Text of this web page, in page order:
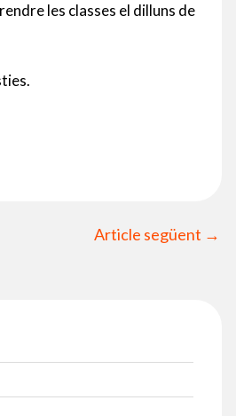
les classes el dilluns de
Article següent →